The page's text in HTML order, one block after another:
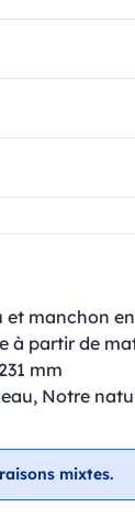
manchon
à partir de
mm
Notre
mixtes.